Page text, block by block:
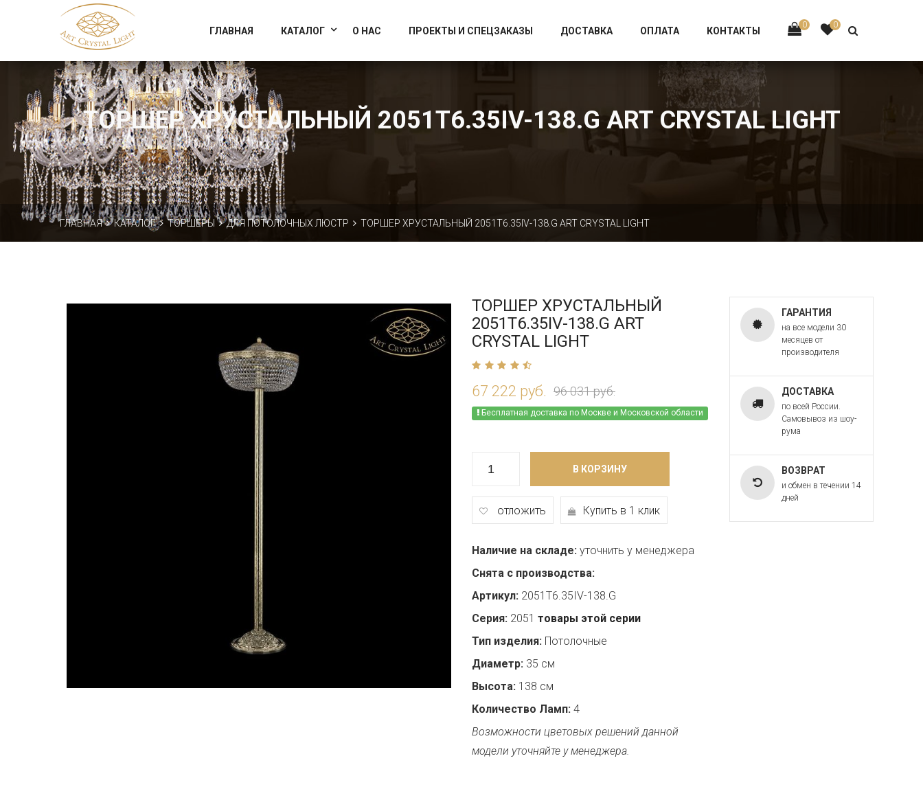
Официальный магазин фабрики Art Crystal Light
0 0
ГЛАВНАЯ КАТАЛОГ О НАС ПРОЕКТЫ И СПЕЦЗАКАЗЫ ДОСТАВКА ОПЛАТА КОНТАКТЫ
ТОРШЕР ХРУСТАЛЬНЫЙ 2051T6.35IV-138.G ART CRYSTAL LIGHT
ГЛАВНАЯ КАТАЛОГ ТОРШЕРЫ ДЛЯ ПОТОЛОЧНЫХ ЛЮСТР ТОРШЕР ХРУСТАЛЬНЫЙ 2051T6.35IV-138.G ART CRYSTAL LIGHT
ТОРШЕР ХРУСТАЛЬНЫЙ
2051T6.35IV-138.G ART
CRYSTAL LIGHT
67 222 руб. 96 031 руб.
Бесплатная доставка по Москве и Московской области
В КОРЗИНУ
отложить Купить в 1 клик
Наличие на складе: уточнить у менеджера
Снята с производства:
Артикул: 2051T6.35IV-138.G
Серия: 2051 товары этой серии
Тип изделия: Потолочные
Диаметр: 35 см
Высота: 138 см
Количество Ламп: 4
Возможности цветовых решений данной
модели уточняйте у менеджера.
ГАРАНТИЯ
на все модели 30
месяцев от
производителя
ДОСТАВКА
по всей России.
Самовывоз из шоу-
рума
ВОЗВРАТ
и обмен в течении 14
дней